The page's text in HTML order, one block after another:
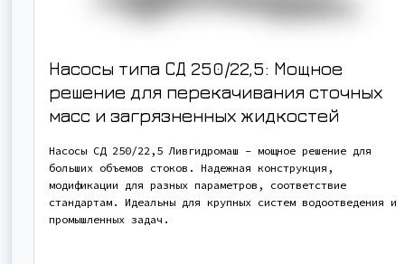
Насосы типа СД 250/22,5: Мощное
решение для перекачивания сточных
масс и загрязненных жидкостей
Насосы СД 250/22,5 Ливгидромаш – мощное решение для
больших объемов стоков. Надежная конструкция,
модификации для разных параметров, соответствие
стандартам. Идеальны для крупных систем водоотведения и
промышленных задач.